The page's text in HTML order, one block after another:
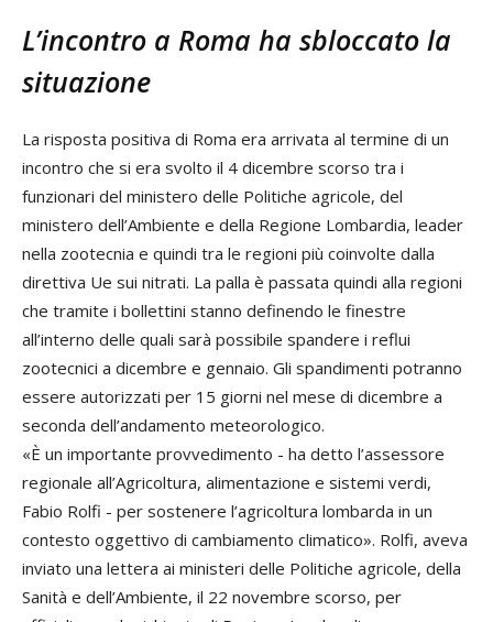
L’incontro a Roma ha sbloccato la
situazione
La risposta positiva di Roma era arrivata al termine di un
incontro che si era svolto il 4 dicembre scorso tra i
funzionari del ministero delle Politiche agricole, del
ministero dell’Ambiente e della Regione Lombardia, leader
nella zootecnia e quindi tra le regioni più coinvolte dalla
direttiva Ue sui nitrati. La palla è passata quindi alla regioni
che tramite i bollettini stanno definendo le finestre
all’interno delle quali sarà possibile spandere i reflui
zootecnici a dicembre e gennaio. Gli spandimenti potranno
essere autorizzati per 15 giorni nel mese di dicembre a
seconda dell’andamento meteorologico.
«È un importante provvedimento - ha detto l’assessore
regionale all’Agricoltura, alimentazione e sistemi verdi,
Fabio Rolfi - per sostenere l’agricoltura lombarda in un
contesto oggettivo di cambiamento climatico». Rolfi, aveva
inviato una lettera ai ministeri delle Politiche agricole, della
Sanità e dell’Ambiente, il 22 novembre scorso, per